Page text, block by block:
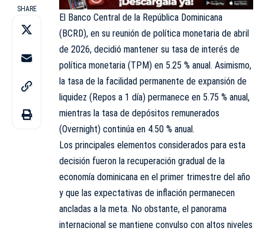
SHARE
El Banco Central de la República Dominicana
(BCRD), en su reunión de política monetaria de abril
de 2026, decidió mantener su tasa de interés de
política monetaria (TPM) en 5.25 % anual. Asimismo,
la tasa de la facilidad permanente de expansión de
liquidez (Repos a 1 día) permanece en 5.75 % anual,
mientras la tasa de depósitos remunerados
(Overnight) continúa en 4.50 % anual.
Los principales elementos considerados para esta
decisión fueron la recuperación gradual de la
economía dominicana en el primer trimestre del año
y que las expectativas de inflación permanecen
ancladas a la meta. No obstante, el panorama
internacional se mantiene convulso con altos niveles